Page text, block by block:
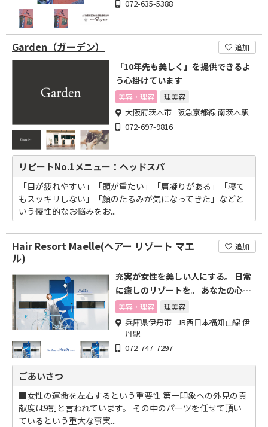
072-635-5388
Garden（ガーデン） 追加
「10年先も美しく」を提供できるよ
う心掛けています
美容・理容 理美容
大阪府茨木市 阪急京都線 南茨木駅
072-697-9816
リピートNo.1メニュー：ヘッドスパ
「目が疲れやすい」「頭が重たい」「肩凝りがある」「寝て
もスッキリしない」「顔のたるみが気になってきた」などと
いう慢性的なお悩みをお...
Hair Resort Maelle(ヘアー リゾート マエ
ル)
追加
充実が女性を美しい人にする。 日常
に癒しのリゾートを。 あなたの心を
満たす日常のリゾート。
美容・理容 理美容
兵庫県伊丹市 JR西日本福知山線 伊
丹駅
072-747-7297
ごあいさつ
■女性の運命を左右するという重要性 第一印象への外見の貢
献度は9割と言われています。 その中のパーツを任せて頂い
ているという重大な事実...